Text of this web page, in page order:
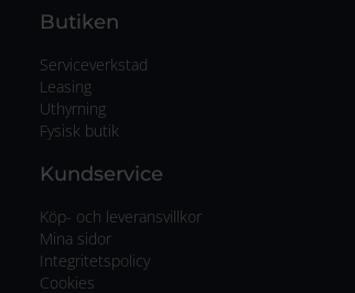
Butiken
Serviceverkstad
Leasing
Uthyrning
Fysisk butik
Kundservice
Köp- och leveransvillkor
Mina sidor
Integritetspolicy
Cookies